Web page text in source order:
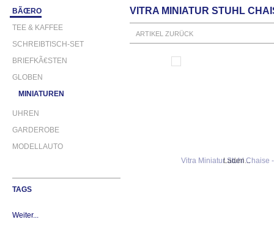
BÃŒRO
TEE & KAFFEE
SCHREIBTISCH-SET
BRIEFKÃ€STEN
GLOBEN
MINIATUREN
UHREN
GARDEROBE
MODELLAUTO
TAGS
Weiter...
VITRA MINIATUR STUHL
ARTIKEL ZURÜCK
Laden...